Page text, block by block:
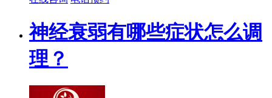
神经衰弱有哪些症状怎么调
理？